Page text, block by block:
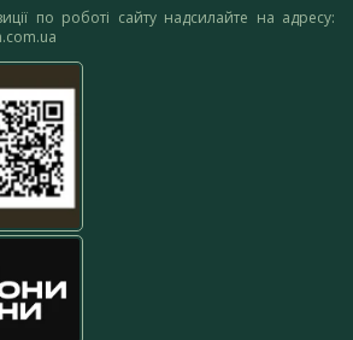
по роботі сайту надсилайте на адресу: